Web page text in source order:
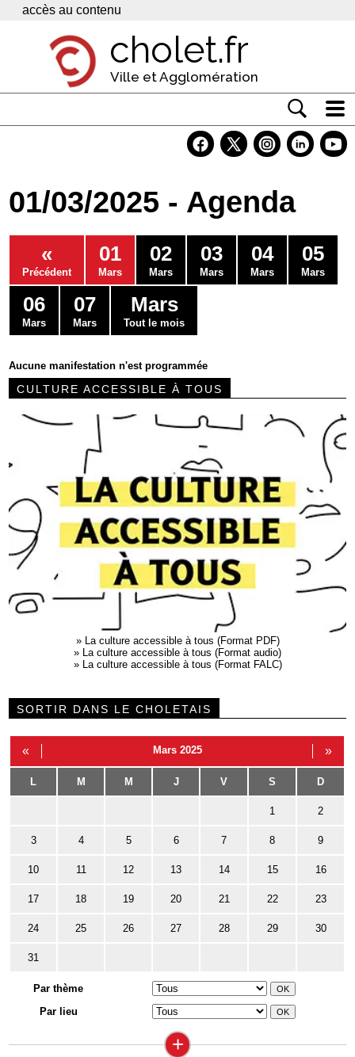
Panneau de gestion des cookies
accès au contenu
cholet.fr
Ville et Agglomération
Economie
Services
Contacts
01/03/2025 - Agenda
«
Précédent
01
Mars
02
Mars
03
Mars
04
Mars
05
Mars
06
Mars
07
Mars
Mars
Tout le mois
Aucune manifestation n'est programmée
CULTURE ACCESSIBLE À TOUS
»
La culture accessible à tous (Format PDF)
»
La culture accessible à tous (Format audio)
»
La culture accessible à tous (Format FALC)
SORTIR DANS LE CHOLETAIS
« Mars 2025 »
L M M J V S D
1 2
3 4 5 6 7 8 9
10 11 12 13 14 15 16
17 18 19 20 21 22 23
24 25 26 27 28 29 30
31
Par thème
Par lieu
+